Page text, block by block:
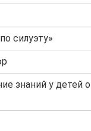
силуэту»
знаний у детей о